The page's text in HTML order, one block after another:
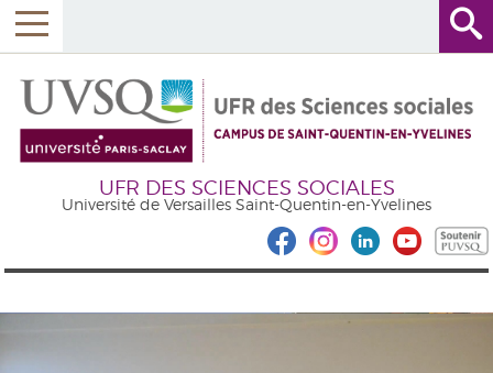
UFR DES SCIENCES SOCIALES
Université de Versailles Saint-Quentin-en-Yvelines